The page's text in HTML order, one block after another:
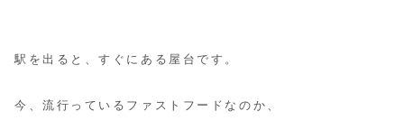
駅を出ると、すぐにある屋台です。
今、流行っているファストフードなのか、